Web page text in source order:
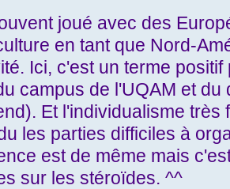
joué avec des
en tant que Nord-
Ici, c'est un terme
campus de l'UQAM et
Et l'individualisme très
les parties difficiles à
est de même mais
sur les stéroïdes. ^^